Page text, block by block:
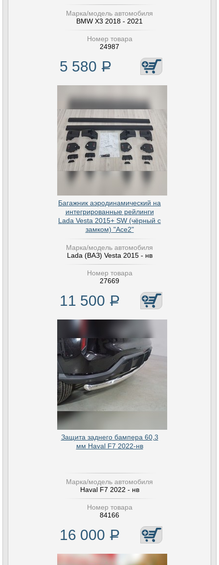
Марка/модель автомобиля
BMW X3 2018 - 2021
Номер товара
24987
5 580 Р
Багажник аэродинамический на
интегрированные рейлинги
Lada Vesta 2015+ SW (чёрный с
замком) "Ace2"
Марка/модель автомобиля
Lada (ВАЗ) Vesta 2015 - нв
Номер товара
27669
11 500 Р
Защита заднего бампера 60,3
мм Haval F7 2022-нв
Марка/модель автомобиля
Haval F7 2022 - нв
Номер товара
84166
16 000 Р